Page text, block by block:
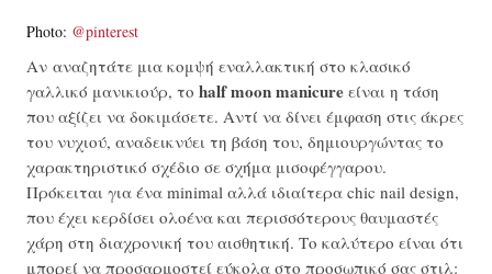
Photo: @pinterest
Αν αναζητάτε μια κομψή εναλλακτική στο κλασικό
γαλλικό μανικιούρ, το half moon manicure είναι η τάση
που αξίζει να δοκιμάσετε. Αντί να δίνει έμφαση στις άκρες
του νυχιού, αναδεικνύει τη βάση του, δημιουργώντας το
χαρακτηριστικό σχέδιο σε σχήμα μισοφέγγαρου.
Πρόκειται για ένα minimal αλλά ιδιαίτερα chic nail design,
που έχει κερδίσει ολοένα και περισσότερους θαυμαστές
χάρη στη διαχρονική του αισθητική. Το καλύτερο είναι ότι
μπορεί να προσαρμοστεί εύκολα στο προσωπικό σας στιλ: